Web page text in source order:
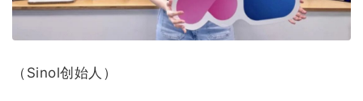
（Sinol创始人）